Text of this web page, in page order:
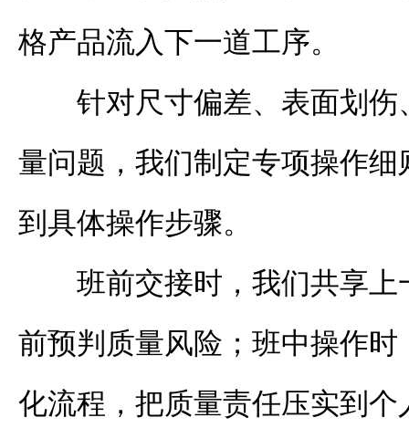
格产品流入下一道工序。
针对尺寸偏差、表面划
量问题，我们制定专项操作
到具体操作步骤。
班前交接时，我们共享
前预判质量风险；班中操作
化流程，把质量责任压实到